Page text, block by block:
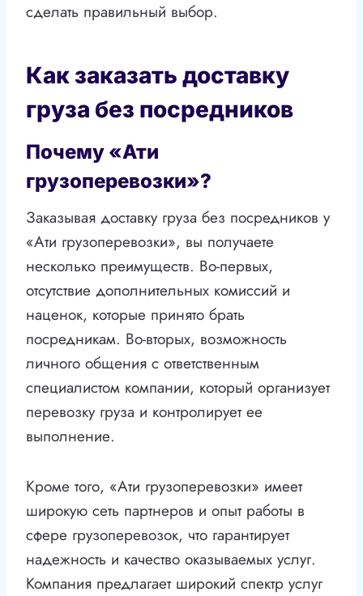
сделать правильный выбор.
Как заказать доставку
груза без посредников
Почему «Ати
грузоперевозки»?
Заказывая доставку груза без посредников у
«Ати грузоперевозки», вы получаете
несколько преимуществ. Во-первых,
отсутствие дополнительных комиссий и
наценок, которые принято брать
посредникам. Во-вторых, возможность
личного общения с ответственным
специалистом компании, который организует
перевозку груза и контролирует ее
выполнение.
Кроме того, «Ати грузоперевозки» имеет
широкую сеть партнеров и опыт работы в
сфере грузоперевозок, что гарантирует
надежность и качество оказываемых услуг.
Компания предлагает широкий спектр услуг